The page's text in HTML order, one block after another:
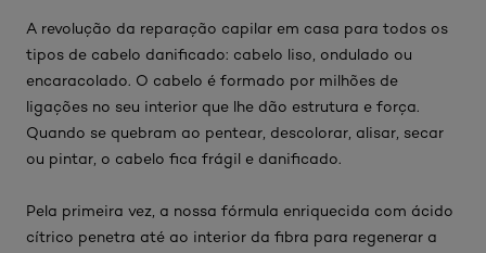
A revolução da reparação capilar em casa para todos os
tipos de cabelo danificado: cabelo liso, ondulado ou
encaracolado. O cabelo é formado por milhões de
ligações no seu interior que lhe dão estrutura e força.
Quando se quebram ao pentear, descolorar, alisar, secar
ou pintar, o cabelo fica frágil e danificado.
Pela primeira vez, a nossa fórmula enriquecida com ácido
cítrico penetra até ao interior da fibra para regenerar a